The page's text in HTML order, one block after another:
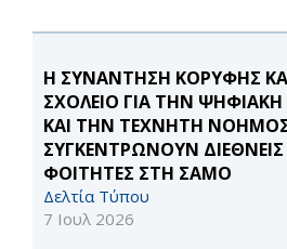
Η ΣΥΝΑΝΤΗΣΗ ΚΟΡΥΦΗΣ
ΣΧΟΛΕΙΟ ΓΙΑ ΤΗΝ
ΚΑΙ ΤΗΝ ΤΕΧΝΗΤΗ
ΣΥΓΚΕΝΤΡΩΝΟΥΝ ΔΙΕΘΝΕΙΣ
ΦΟΙΤΗΤΕΣ ΣΤΗ ΣΑΜΟ
Δελτία Τύπου
7 Ιουλ 2026